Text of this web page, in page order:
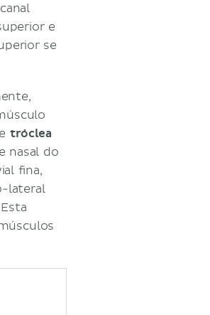
e
se
tróclea
nasal do
fina,
lateral